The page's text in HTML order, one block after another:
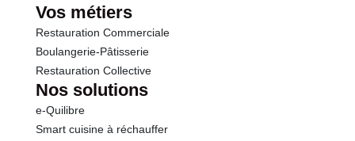
Vos métiers
Restauration Commerciale
Boulangerie-Pâtisserie
Restauration Collective
Nos solutions
e-Quilibre
Smart cuisine à réchauffer